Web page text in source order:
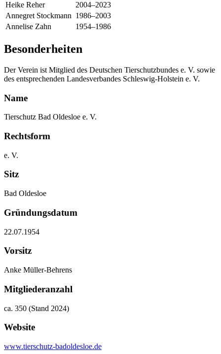
Heike Reher
2004–2023
Annegret Stockmann 1986–2003
Annelise Zahn
1954–1986
Besonderheiten
Der Verein ist Mitglied des Deutschen Tierschutzbundes e. V. sowie
des entsprechenden Landesverbandes Schleswig-Holstein e. V.
Name
Tierschutz Bad Oldesloe e. V.
Rechtsform
e. V.
Sitz
Bad Oldesloe
Gründungsdatum
22.07.1954
Vorsitz
Anke Müller-Behrens
Mitgliederanzahl
ca. 350 (Stand 2024)
Website
www.tierschutz-badoldesloe.de